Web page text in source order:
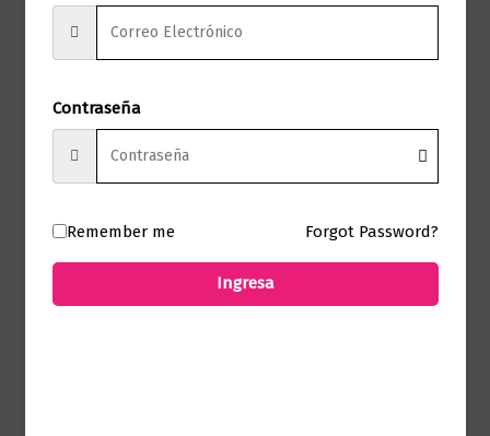
Marca
Editorial Penguin
Autor
Presentación Tapa Blanda
Contraseña
Remember me Forgot Password?
Ingresa